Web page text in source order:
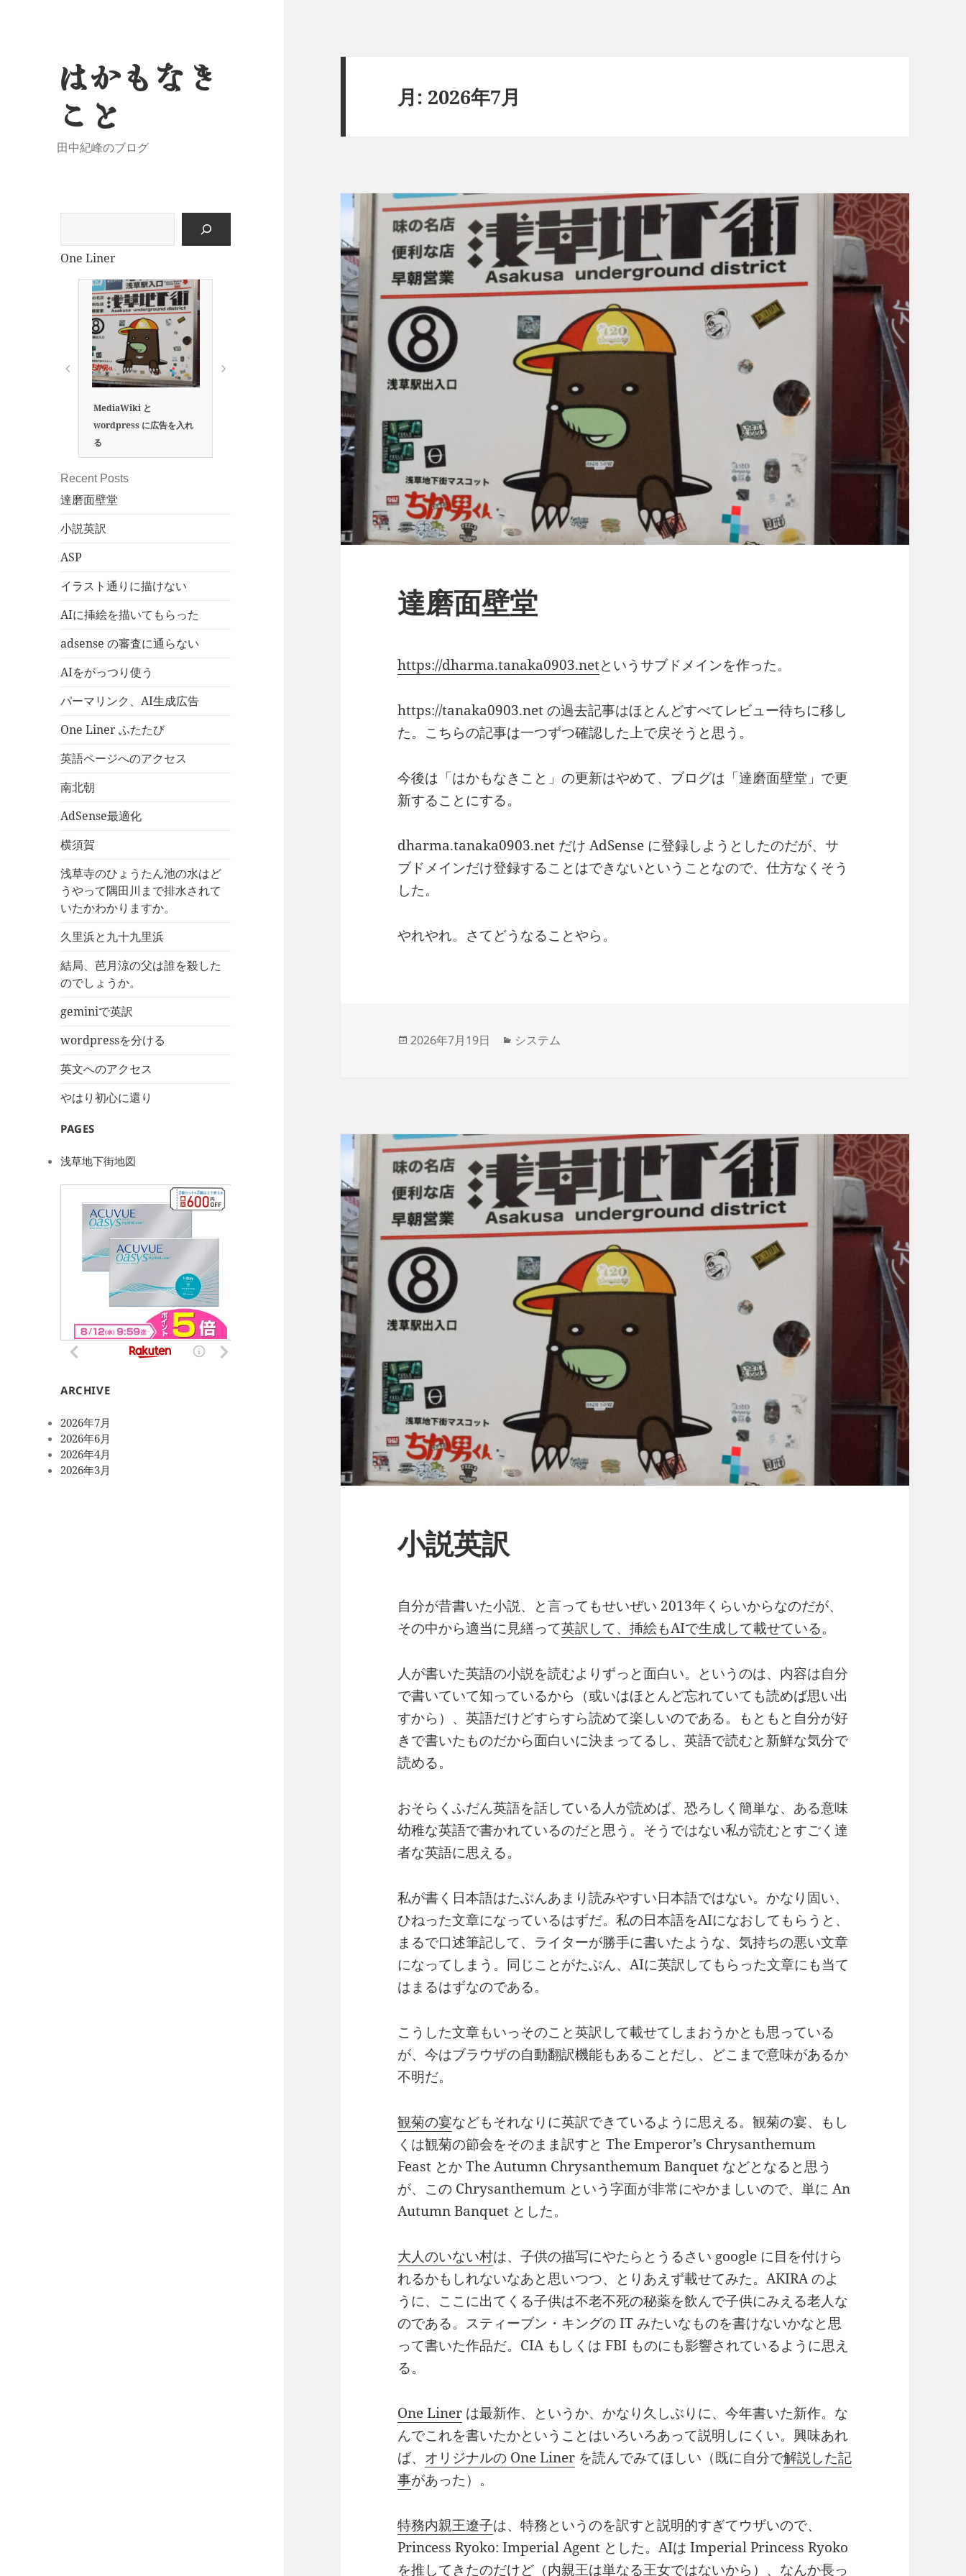
はかもなき
こと
田中紀峰のブログ
One Liner
MediaWiki と
wordpress に広告を入れ
る
bios画面が出ない
001 陸奥の信夫捩摺り
涼宮ハルヒの劇場 木留山 久里浜と九十九
Recent Posts
達磨面壁堂
小説英訳
ASP
イラスト通りに描けない
AIに挿絵を描いてもらった
adsense の審査に通らない
AIをがっつり使う
パーマリンク、AI生成広告
One Liner ふたたび
英語ページへのアクセス
南北朝
AdSense最適化
横須賀
浅草寺のひょうたん池の水はど
うやって隅田川まで排水されて
いたかわかりますか。
久里浜と九十九里浜
結局、芭月涼の父は誰を殺した
のでしょうか。
geminiで英訳
wordpressを分ける
英文へのアクセス
やはり初心に還り
PAGES
浅草地下街地図
ARCHIVE
2026年7月
2026年6月
2026年4月
2026年3月
月: 2026年7月
達磨面壁堂
https://dharma.tanaka0903.netというサブドメインを作った。
https://tanaka0903.net の過去記事はほとんどすべてレビュー待ちに移し
た。こちらの記事は一つずつ確認した上で戻そうと思う。
今後は「はかもなきこと」の更新はやめて、ブログは「達磨面壁堂」で更
新することにする。
dharma.tanaka0903.net だけ AdSense に登録しようとしたのだが、サ
ブドメインだけ登録することはできないということなので、仕方なくそう
した。
やれやれ。さてどうなることやら。
投
2026年7月19日
カ
システム
小説英訳
自分が昔書いた小説、と言ってもせいぜい 2013年くらいからなのだが、
その中から適当に見繕って英訳して、挿絵もAIで生成して載せている。
人が書いた英語の小説を読むよりずっと面白い。というのは、内容は自分
で書いていて知っているから（或いはほとんど忘れていても読めば思い出
すから）、英語だけどすらすら読めて楽しいのである。もともと自分が好
きで書いたものだから面白いに決まってるし、英語で読むと新鮮な気分で
読める。
おそらくふだん英語を話している人が読めば、恐ろしく簡単な、ある意味
幼稚な英語で書かれているのだと思う。そうではない私が読むとすごく達
者な英語に思える。
私が書く日本語はたぶんあまり読みやすい日本語ではない。かなり固い、
ひねった文章になっているはずだ。私の日本語をAIになおしてもらうと、
まるで口述筆記して、ライターが勝手に書いたような、気持ちの悪い文章
になってしまう。同じことがたぶん、AIに英訳してもらった文章にも当て
はまるはずなのである。
こうした文章もいっそのこと英訳して載せてしまおうかとも思っている
が、今はブラウザの自動翻訳機能もあることだし、どこまで意味があるか
不明だ。
観菊の宴などもそれなりに英訳できているように思える。観菊の宴、もし
くは観菊の節会をそのまま訳すと The Emperor’s Chrysanthemum
Feast とか The Autumn Chrysanthemum Banquet などとなると思う
が、この Chrysanthemum という字面が非常にやかましいので、単に An
Autumn Banquet とした。
大人のいない村は、子供の描写にやたらとうるさい google に目を付けら
れるかもしれないなあと思いつつ、とりあえず載せてみた。AKIRA のよ
うに、ここに出てくる子供は不老不死の秘薬を飲んで子供にみえる老人な
のである。スティーブン・キングの IT みたいなものを書けないかなと思
って書いた作品だ。CIA もしくは FBI ものにも影響されているように思え
る。
One Liner は最新作、というか、かなり久しぶりに、今年書いた新作。な
んでこれを書いたかということはいろいろあって説明しにくい。興味あれ
ば、 オリジナルの One Liner を読んでみてほしい（既に自分で解説した記
事があった）。
特務内親王遼子は、特務というのを訳すと説明的すぎてウザいので、
Princess Ryoko: Imperial Agent とした。AIは Imperial Princess Ryoko
を推してきたのだけど（内親王は単なる王女ではないから）、なんか長っ